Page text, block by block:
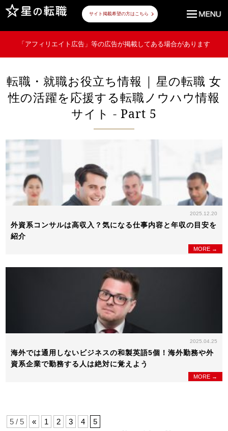
サイト掲載希望の方はこちら
「アフィリエイト広告」等の広告が掲載してある場合があります
転職・就職お役立ち情報 | 星の転職 女
性の活躍を応援する転職ノウハウ情報
サイト - Part 5
2025.12.20
外資系コンサルは高収入？気になる仕事内容と年収の目安を
紹介
MORE →
2025.04.25
海外では通用しないビジネスの和製英語5個！海外勤務や外
資系企業で勤務する人は絶対に覚えよう
MORE →
5 / 5 « 1 2 3 4 5